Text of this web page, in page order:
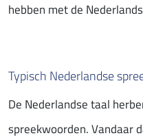
hebben met de
Typisch Nederlandse
De Nederlandse taal
spreekwoorden. Vandaar